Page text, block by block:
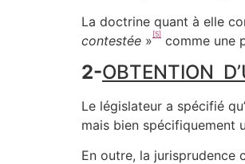
La doctrine quant à elle
contestée »[5] comme une
2-OBTENTION
Le législateur a spécifié
mais bien spécifiquement
En outre, la jurisprudence